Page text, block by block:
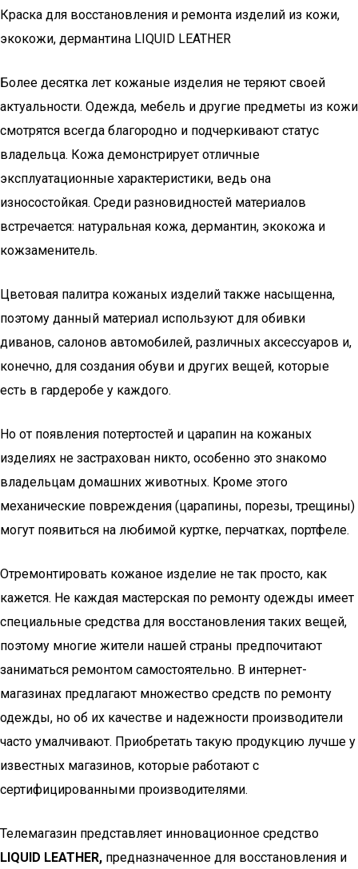
Краска для восстановления и ремонта изделий из кожи,
экокожи, дермантина LIQUID LEATHER
Более десятка лет кожаные изделия не теряют своей
актуальности. Одежда, мебель и другие предметы из кожи
смотрятся всегда благородно и подчеркивают статус
владельца. Кожа демонстрирует отличные
эксплуатационные характеристики, ведь она
износостойкая. Среди разновидностей материалов
встречается: натуральная кожа, дермантин, экокожа и
кожзаменитель.
Цветовая палитра кожаных изделий также насыщенна,
поэтому данный материал используют для обивки
диванов, салонов автомобилей, различных аксессуаров и,
конечно, для создания обуви и других вещей, которые
есть в гардеробе у каждого.
Но от появления потертостей и царапин на кожаных
изделиях не застрахован никто, особенно это знакомо
владельцам домашних животных. Кроме этого
механические повреждения (царапины, порезы, трещины)
могут появиться на любимой куртке, перчатках, портфеле.
Отремонтировать кожаное изделие не так просто, как
кажется. Не каждая мастерская по ремонту одежды имеет
специальные средства для восстановления таких вещей,
поэтому многие жители нашей страны предпочитают
заниматься ремонтом самостоятельно. В интернет-
магазинах предлагают множество средств по ремонту
одежды, но об их качестве и надежности производители
часто умалчивают. Приобретать такую продукцию лучше у
известных магазинов, которые работают с
сертифицированными производителями.
Телемагазин представляет инновационное средство
LIQUID LEATHER, предназначенное для восстановления и